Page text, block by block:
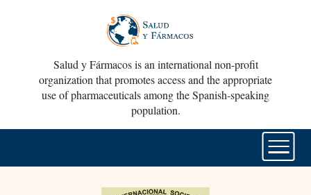
Salud y Fármacos is an international non-profit
organization that promotes access and the appropriate
use of pharmaceuticals among the Spanish-speaking
population.